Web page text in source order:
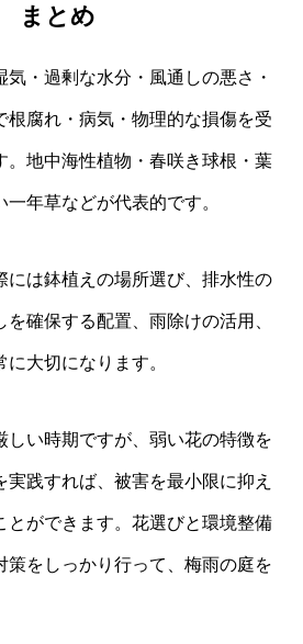
まとめ
・過剰な水分・風通しの悪さ・
根腐れ・病気・物理的な損傷を受
。地中海性植物・春咲き球根・葉
年草などが代表的です。
には鉢植えの場所選び、排水性の
確保する配置、雨除けの活用、
大切になります。
しい時期ですが、弱い花の特徴を
践すれば、被害を最小限に抑え
とができます。花選びと環境整備
策をしっかり行って、梅雨の庭を